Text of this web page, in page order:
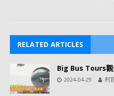
RELATED ARTICLES
Big Bus Tours
2024-04-29 判